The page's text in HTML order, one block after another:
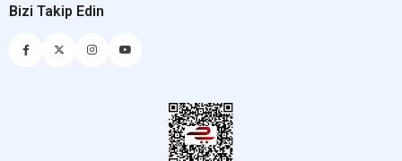
Bizi Takip Edin